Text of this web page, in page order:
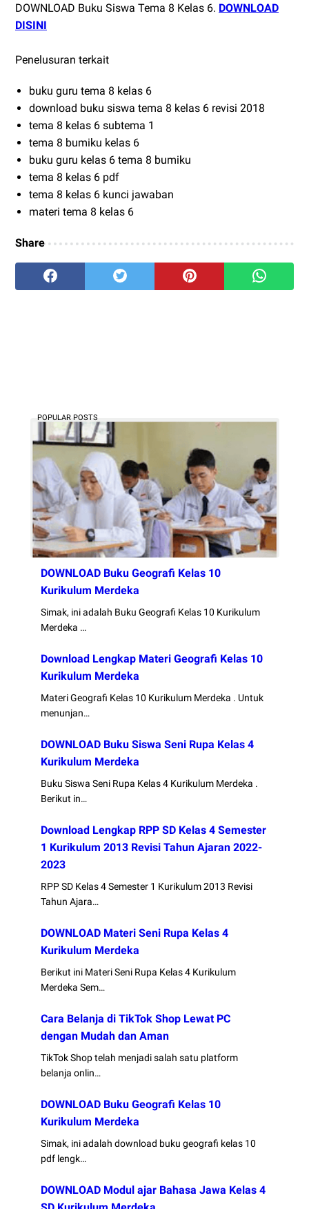
DOWNLOAD Buku Siswa Tema 8 Kelas 6. DOWNLOAD
DISINI
Penelusuran terkait
buku guru tema 8 kelas 6
download buku siswa tema 8 kelas 6 revisi 2018
tema 8 kelas 6 subtema 1
tema 8 bumiku kelas 6
buku guru kelas 6 tema 8 bumiku
tema 8 kelas 6 pdf
tema 8 kelas 6 kunci jawaban
materi tema 8 kelas 6
Share
POPULAR POSTS
DOWNLOAD Buku Geografi Kelas 10
Kurikulum Merdeka
Simak, ini adalah Buku Geografi Kelas 10 Kurikulum
Merdeka …
Download Lengkap Materi Geografi Kelas 10
Kurikulum Merdeka
Materi Geografi Kelas 10 Kurikulum Merdeka . Untuk
menunjan…
DOWNLOAD Buku Siswa Seni Rupa Kelas 4
Kurikulum Merdeka
Buku Siswa Seni Rupa Kelas 4 Kurikulum Merdeka .
Berikut in…
Download Lengkap RPP SD Kelas 4 Semester
1 Kurikulum 2013 Revisi Tahun Ajaran 2022-
2023
RPP SD Kelas 4 Semester 1 Kurikulum 2013 Revisi
Tahun Ajara…
DOWNLOAD Materi Seni Rupa Kelas 4
Kurikulum Merdeka
Berikut ini Materi Seni Rupa Kelas 4 Kurikulum
Merdeka Sem…
Cara Belanja di TikTok Shop Lewat PC
dengan Mudah dan Aman
TikTok Shop telah menjadi salah satu platform
belanja onlin…
DOWNLOAD Buku Geografi Kelas 10
Kurikulum Merdeka
Simak, ini adalah download buku geografi kelas 10
pdf lengk…
DOWNLOAD Modul ajar Bahasa Jawa Kelas 4